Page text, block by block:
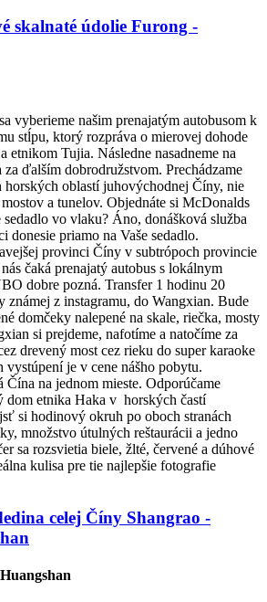
skalnaté údolie Furong -
vyberieme našim prenajatým autobusom k
stĺpu, ktorý rozpráva o mierovej dohode
etnikom Tujia. Následne nasadneme na
ďalším dobrodružstvom. Prechádzame
horských oblastí juhovýchodnej Číny, nie
a tunelov. Objednáte si McDonalds
vo vlaku? Áno, donášková služba
donesie priamo na Vaše sedadlo.
provinci Číny v subtrópoch provincie
čaká prenajatý autobus s lokálnym
dobre pozná. Transfer 1 hodinu 20
známej z instagramu, do Wangxian. Bude
domčeky nalepené na skale, riečka, mosty
si prejdeme, nafotíme a natočíme za
drevený most cez rieku do super karaoke
vystúpení je v cene nášho pobytu.
Čína na jednom mieste. Odporúčame
dom etnika Haka v horských častí
si hodinový okruh po oboch stranách
množstvo útulných reštaurácii a jedno
sa rozsvietia biele, žlté, červené a dúhové
kulisa pre tie najlepšie fotografie
celej Číny Shangrao -